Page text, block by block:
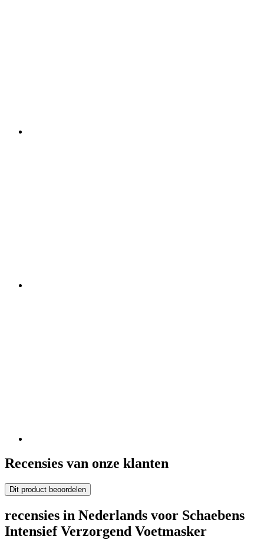
Recensies van onze klanten
Dit product beoordelen
recensies in Nederlands voor Schaebens
Intensief Verzorgend Voetmasker